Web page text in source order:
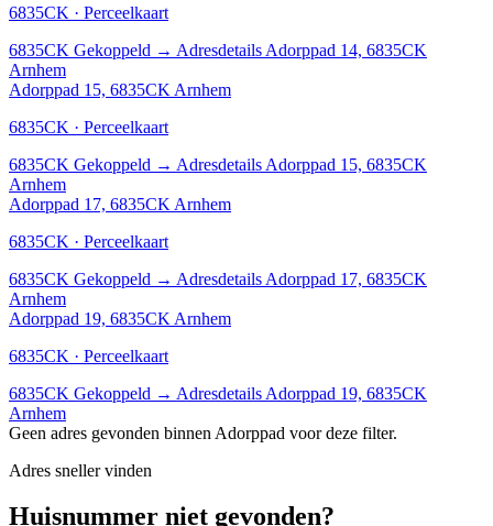
6835CK · Perceelkaart
6835CK Gekoppeld → Adresdetails Adorppad 14, 6835CK
Arnhem
Adorppad 15, 6835CK Arnhem
6835CK · Perceelkaart
6835CK Gekoppeld → Adresdetails Adorppad 15, 6835CK
Arnhem
Adorppad 17, 6835CK Arnhem
6835CK · Perceelkaart
6835CK Gekoppeld → Adresdetails Adorppad 17, 6835CK
Arnhem
Adorppad 19, 6835CK Arnhem
6835CK · Perceelkaart
6835CK Gekoppeld → Adresdetails Adorppad 19, 6835CK
Arnhem
Geen adres gevonden binnen Adorppad voor deze filter.
Adres sneller vinden
Huisnummer niet gevonden?